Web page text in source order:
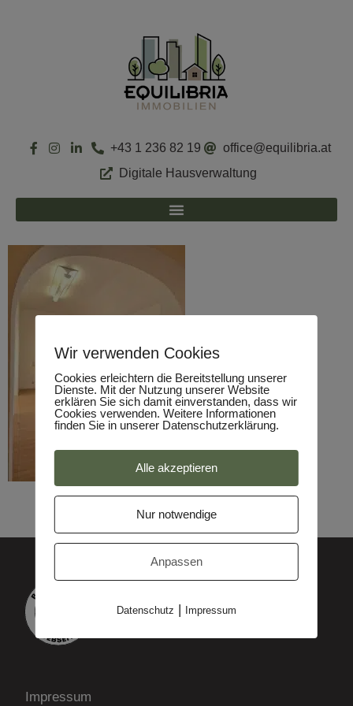
+43 1 236 82 19
office@equilibria.at
Digitale Hausverwaltung
Impressum
Wir verwenden Cookies
Cookies erleichtern die Bereitstellung unserer
Dienste. Mit der Nutzung unserer Website
erklären Sie sich damit einverstanden, dass wir
Cookies verwenden. Weitere Informationen
finden Sie in unserer Datenschutzerklärung.
Alle akzeptieren
Nur notwendige
Anpassen
Datenschutz | Impressum